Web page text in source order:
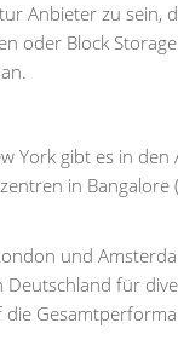
Anbieter zu sein,
oder Block Storage
York gibt es in den
in Bangalore
und
Deutschland für